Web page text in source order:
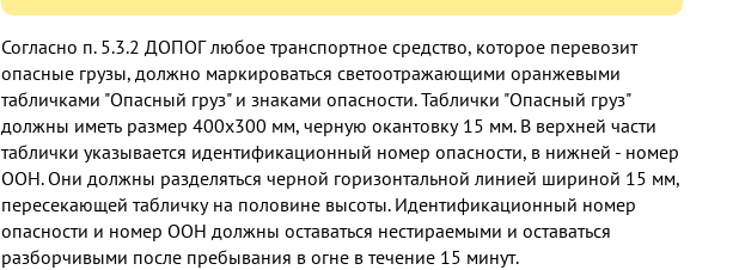
Согласно п. 5.3.2 ДОПОГ любое транспортное средство, которое перевозит
опасные грузы, должно маркироваться светоотражающими оранжевыми
табличками "Опасный груз" и знаками опасности. Таблички "Опасный груз"
должны иметь размер 400х300 мм, черную окантовку 15 мм. В верхней части
таблички указывается идентификационный номер опасности, в нижней - номер
ООН. Они должны разделяться черной горизонтальной линией шириной 15 мм,
пересекающей табличку на половине высоты. Идентификационный номер
опасности и номер ООН должны оставаться нестираемыми и оставаться
разборчивыми после пребывания в огне в течение 15 минут.